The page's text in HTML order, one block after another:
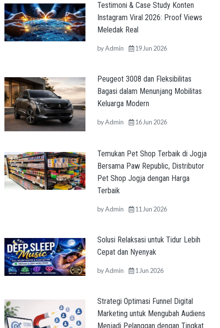
Testimoni & Case Study Konten
Instagram Viral 2026: Proof Views
Meledak Real
byAdmin 19 Jun 2026
Peugeot 3008 dan Fleksibilitas
Bagasi dalam Menunjang Mobilitas
Keluarga Modern
byAdmin 16 Jun 2026
Temukan Pet Shop Terbaik di Jogja
Bersama Paw Republic, Distributor
Pet Shop Jogja dengan Harga
Terbaik
byAdmin 11 Jun 2026
Solusi Relaksasi untuk Tidur Lebih
Cepat dan Nyenyak
byAdmin 1 Jun 2026
Strategi Optimasi Funnel Digital
Marketing untuk Mengubah Audiens
Menjadi Pelanggan dengan Tingkat